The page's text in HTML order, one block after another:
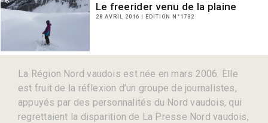
Le freerider venu de la plaine
28 AVRIL 2016 | EDITION N°1732
La Région Nord vaudois est née en mars 2006. Elle
est fruit de la réflexion d’un groupe de journalistes,
appuyés par des personnalités du Nord vaudois, qui
regrettaient la disparition de La Presse Nord vaudois,